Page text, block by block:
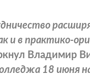
и в практико-
Владимир
18 июня